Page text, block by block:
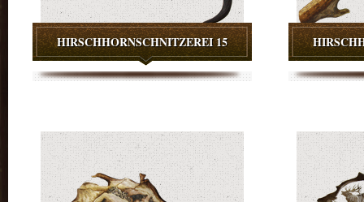
HIRSCHHORNSCHNITZEREI 15